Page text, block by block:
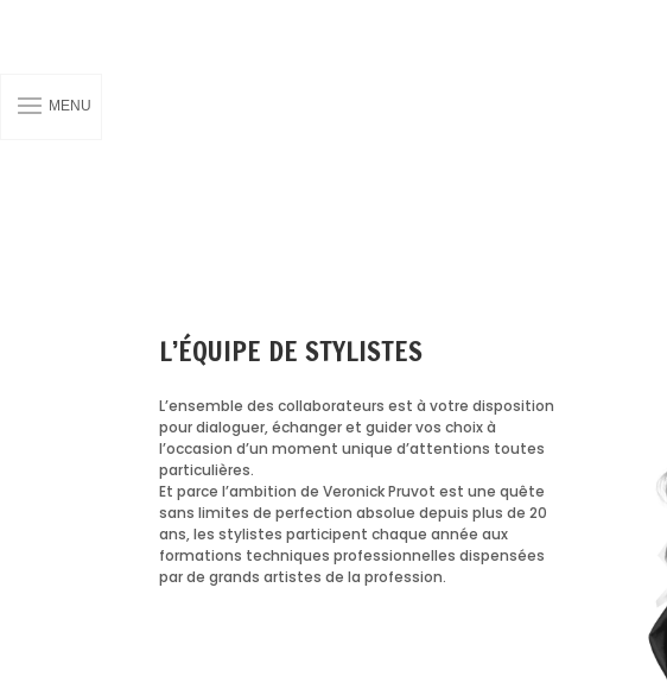
MENU
L’ÉQUIPE DE STYLISTES
L’ensemble des collaborateurs est à votre disposition
pour dialoguer, échanger et guider vos choix à
l’occasion d’un moment unique d’attentions toutes
particulières.
Et parce l’ambition de Veronick Pruvot est une quête
sans limites de perfection absolue depuis plus de 20
ans, les stylistes participent chaque année aux
formations techniques professionnelles dispensées
par de grands artistes de la profession.